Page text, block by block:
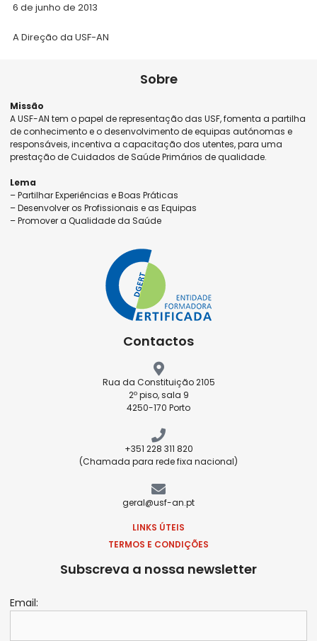
6 de junho de 2013
A Direção da USF-AN
Sobre
Missão
A USF-AN tem o papel de representação das USF, fomenta a partilha
de conhecimento e o desenvolvimento de equipas autónomas e
responsáveis, incentiva a capacitação dos utentes, para uma
prestação de Cuidados de Saúde Primários de qualidade.
Lema
– Partilhar Experiências e Boas Práticas
– Desenvolver os Profissionais e as Equipas
– Promover a Qualidade da Saúde
Contactos
Rua da Constituição 2105
2º piso, sala 9
4250-170 Porto
+351 228 311 820
(Chamada para rede fixa nacional)
geral@usf-an.pt
LINKS ÚTEIS
TERMOS E CONDIÇÕES
Subscreva a nossa newsletter
Email: